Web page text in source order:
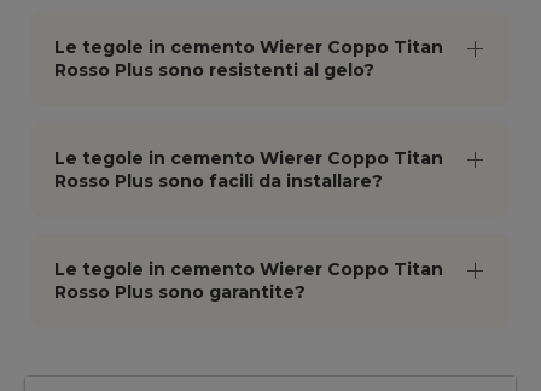
Le tegole in cemento Wierer Coppo Titan
Rosso Plus sono resistenti al gelo?
Le tegole in cemento Wierer Coppo Titan
Rosso Plus sono facili da installare?
Le tegole in cemento Wierer Coppo Titan
Rosso Plus sono garantite?